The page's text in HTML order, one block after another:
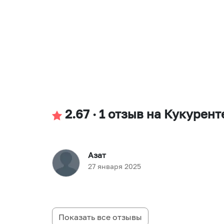
2.67 · 1 отзыв на
Азат
27 января 2025
Показать все отзывы